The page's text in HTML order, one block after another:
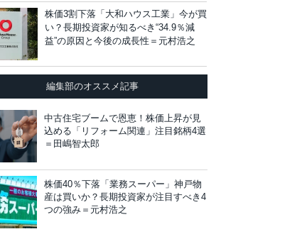
株価3割下落「大和ハウス工業」今が買
い？長期投資家が知るべき“34.9％減
益”の原因と今後の成長性＝元村浩之
編集部のオススメ記事
中古住宅ブームで恩恵！株価上昇が見
込める「リフォーム関連」注目銘柄4選
＝田嶋智太郎
株価40％下落「業務スーパー」神戸物
産は買いか？長期投資家が注目すべき4
つの強み＝元村浩之